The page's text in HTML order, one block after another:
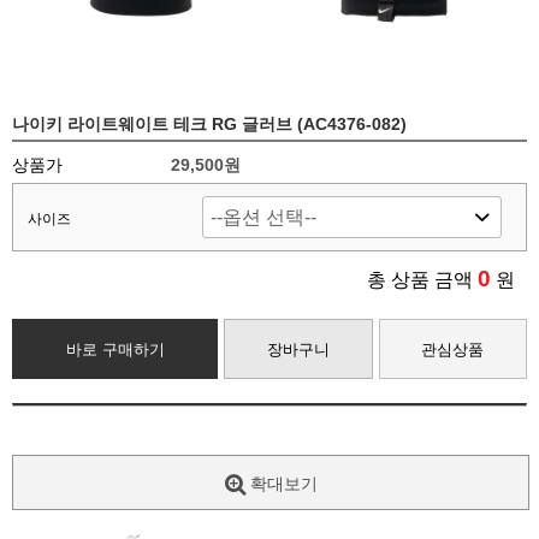
나이키 라이트웨이트 테크 RG 글러브 (AC4376-082)
상품가 29,500원
사이즈
총 상품 금액 0 원
바로 구매하기 장바구니 관심상품
확대보기